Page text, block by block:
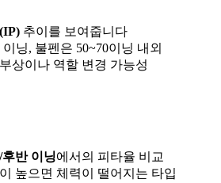
추이를 보여줍니다
닝, 불펜은 50~70이닝 내외
상이나 역할 변경 가능성
반 이닝에서의 피타율 비교
높으면 체력이 떨어지는 타입